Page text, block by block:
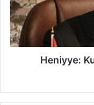
Heniyye: